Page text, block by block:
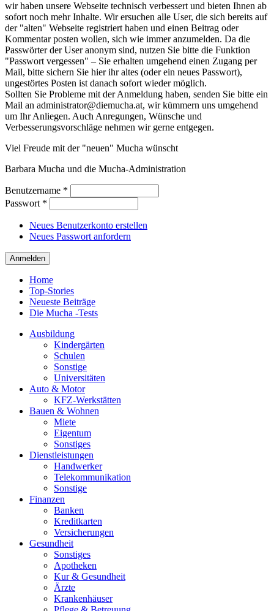
wir haben unsere Webseite technisch verbessert und bieten Ihnen ab
sofort noch mehr Inhalte. Wir ersuchen alle User, die sich bereits auf
der "alten" Webseite registriert haben und einen Beitrag oder
Kommentar posten wollen, sich wie immer anzumelden. Da die
Passwörter der User anonym sind, nutzen Sie bitte die Funktion
"Passwort vergessen" – Sie erhalten umgehend einen Zugang per
Mail, bitte sichern Sie hier ihr altes (oder ein neues Passwort),
ungestörtes Posten ist danach sofort wieder möglich.
Sollten Sie Probleme mit der Anmeldung haben, senden Sie bitte ein
Mail an administrator@diemucha.at, wir kümmern uns umgehend
um Ihr Anliegen. Auch Anregungen, Wünsche und
Verbesserungsvorschläge nehmen wir gerne entgegen.
Viel Freude mit der "neuen" Mucha wünscht
Barbara Mucha und die Mucha-Administration
Benutzername *
Passwort *
Neues Benutzerkonto erstellen
Neues Passwort anfordern
Home
Top-Stories
Neueste Beiträge
Die Mucha -Tests
Ausbildung
Kindergärten
Schulen
Sonstige
Universitäten
Auto & Motor
KFZ-Werkstätten
Bauen & Wohnen
Miete
Eigentum
Sonstiges
Dienstleistungen
Handwerker
Telekommunikation
Sonstige
Finanzen
Banken
Kreditkarten
Versicherungen
Gesundheit
Sonstiges
Apotheken
Kur & Gesundheit
Ärzte
Krankenhäuser